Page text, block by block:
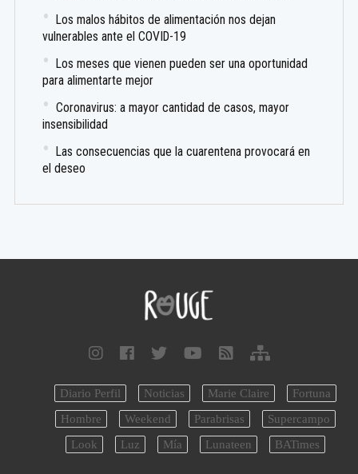
Los malos hábitos de alimentación nos dejan
vulnerables ante el COVID-19
Los meses que vienen pueden ser una oportunidad
para alimentarte mejor
Coronavirus: a mayor cantidad de casos, mayor
insensibilidad
Las consecuencias que la cuarentena provocará en
el deseo
Diario Perfil Noticias Marie Claire
Fortuna
Hombre
Weekend Parabrisas
Supercampo
Look
Luz Mía Lunateen BATimes